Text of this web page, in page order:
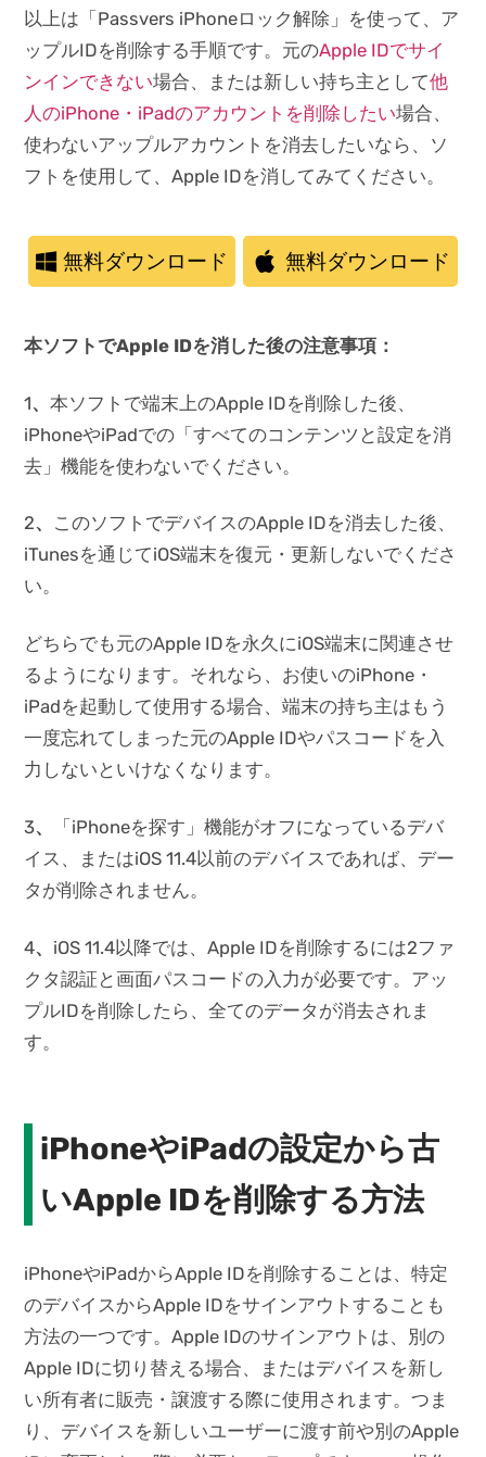
以上は「Passvers iPhoneロック解除」を使って、ア
ップルIDを削除する手順です。元のApple IDでサイ
ンインできない場合、または新しい持ち主として他
人のiPhone・iPadのアカウントを削除したい場合、
使わないアップルアカウントを消去したいなら、ソ
フトを使用して、Apple IDを消してみてください。
無料ダウンロード 無料ダウンロード
本ソフトでApple IDを消した後の注意事項：
1、本ソフトで端末上のApple IDを削除した後、
iPhoneやiPadでの「すべてのコンテンツと設定を消
去」機能を使わないでください。
2、 このソフトでデバイスのApple IDを消去した後、
iTunesを通じてiOS端末を復元・更新しないでくださ
い。
どちらでも元のApple IDを永久にiOS端末に関連させ
るようになります。それなら、お使いのiPhone・
iPadを起動して使用する場合、端末の持ち主はもう
一度忘れてしまった元のApple IDやパスコードを入
力しないといけなくなります。
3、
「iPhoneを探す」機能がオフになっているデバ
イス、またはiOS 11.4以前のデバイスであれば、デー
タが削除されません。
4、 iOS 11.4以降では、Apple IDを削除するには2ファ
クタ認証と画面パスコードの入力が必要です。アッ
プルIDを削除したら、全てのデータが消去されま
す。
iPhoneやiPadの設定から古
いApple IDを削除する方法
iPhoneやiPadからApple IDを削除することは、特定
のデバイスからApple IDをサインアウトすることも
方法の一つです。Apple IDのサインアウトは、別の
Apple IDに切り替える場合、またはデバイスを新し
い所有者に販売・譲渡する際に使用されます。つま
り、デバイスを新しいユーザーに渡す前や別のApple